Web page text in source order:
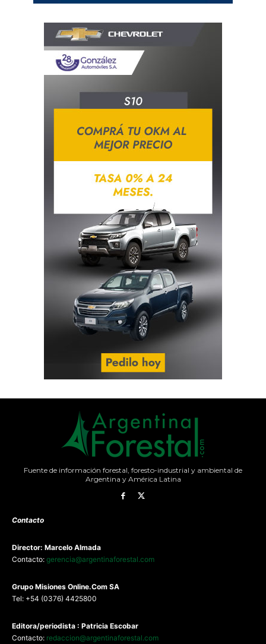
Fuente de información forestal, foresto-industrial y ambiental de
Argentina y América Latina
Contacto
Director: Marcelo Almada
Contacto: gerencia@argentinaforestal.com
Grupo Misiones Online.Com SA
Tel: +54 (0376) 4425800
Editora/periodista : Patricia Escobar
Contacto: redaccion@argentinaforestal.com